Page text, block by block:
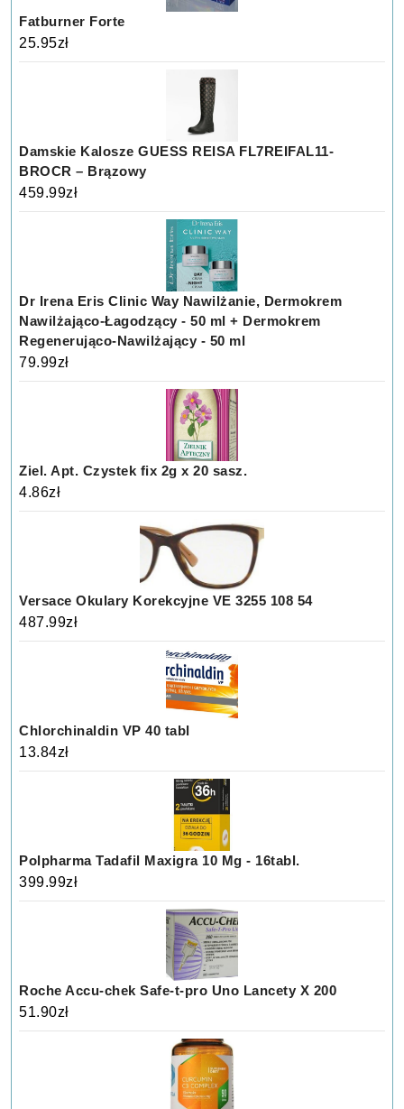
Fatburner Forte
25.95zł
Damskie Kalosze GUESS REISA FL7REIFAL11-
BROCR – Brązowy
459.99zł
Dr Irena Eris Clinic Way Nawilżanie, Dermokrem
Nawilżająco-Łagodzący - 50 ml + Dermokrem
Regenerująco-Nawilżający - 50 ml
79.99zł
Ziel. Apt. Czystek fix 2g x 20 sasz.
4.86zł
Versace Okulary Korekcyjne VE 3255 108 54
487.99zł
Chlorchinaldin VP 40 tabl
13.84zł
Polpharma Tadafil Maxigra 10 Mg - 16tabl.
399.99zł
Roche Accu-chek Safe-t-pro Uno Lancety X 200
51.90zł